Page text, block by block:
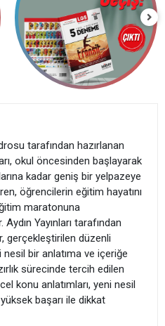
tarafından hazırlanan
okul öncesinden başlayarak
kadar geniş bir yelpazeye
öğrencilerin eğitim hayatını
maratonuna
Yayınları tarafından
gerçekleştirilen düzenli
bir anlatıma ve içeriğe
sürecinde tercih edilen
konu anlatımları, yeni nesil
yüksek başarı ile dikkat